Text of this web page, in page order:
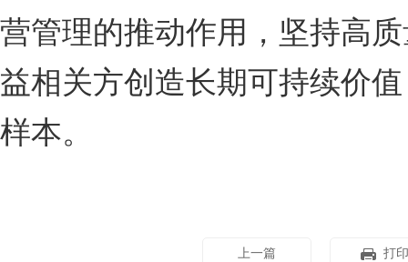
营管理的推动作用，坚持高
益相关方创造长期可持续价
样本。
上一篇 打印